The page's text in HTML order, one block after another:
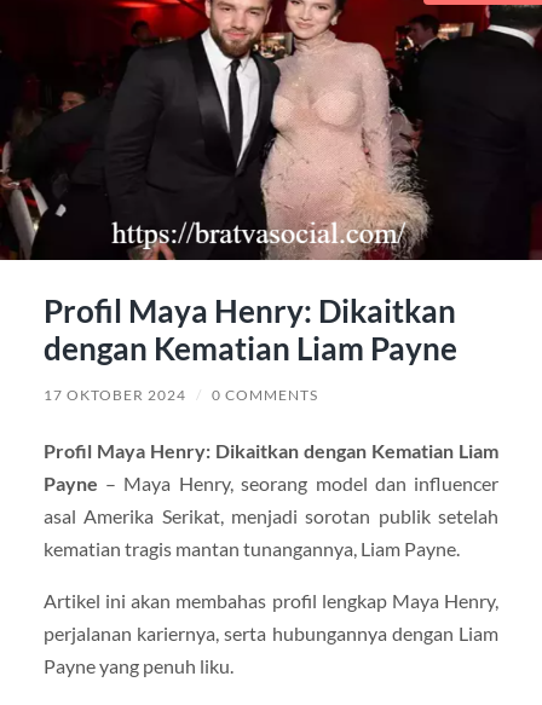
Profil Maya Henry: Dikaitkan
dengan Kematian Liam Payne
17 OKTOBER 2024 / 0 COMMENTS
Profil Maya Henry: Dikaitkan dengan Kematian Liam
Payne – Maya Henry, seorang model dan influencer
asal Amerika Serikat, menjadi sorotan publik setelah
kematian tragis mantan tunangannya, Liam Payne.
Artikel ini akan membahas profil lengkap Maya Henry,
perjalanan kariernya, serta hubungannya dengan Liam
Payne yang penuh liku.